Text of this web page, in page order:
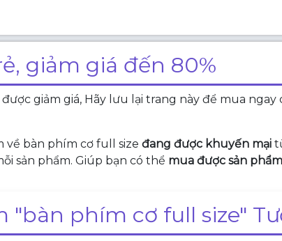
giảm giá đến 80%
giảm giá, Hãy lưu lại trang này để mua ngay
về bàn phím cơ full size đang được khuyến mại
sản phẩm. Giúp bạn có thể mua được sản
"bàn phím cơ full size"